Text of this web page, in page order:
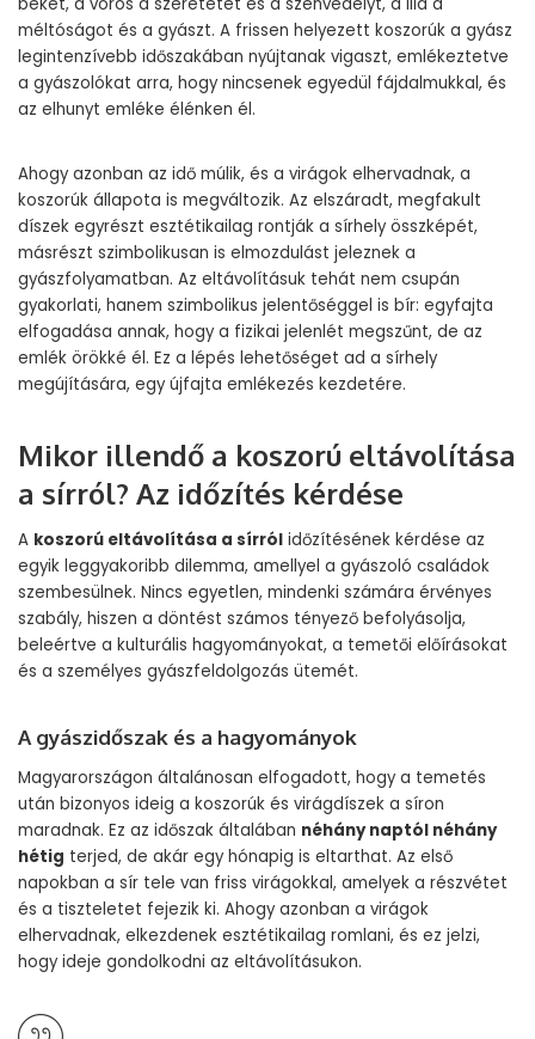
méltóságot és a gyászt. A frissen helyezett koszorúk a gyász
legintenzívebb időszakában nyújtanak vigaszt, emlékeztetve
a gyászolókat arra, hogy nincsenek egyedül fájdalmukkal, és
az elhunyt emléke élénken él.
Ahogy azonban az idő múlik, és a virágok elhervadnak, a
koszorúk állapota is megváltozik. Az elszáradt, megfakult
díszek egyrészt esztétikailag rontják a sírhely összképét,
másrészt szimbolikusan is elmozdulást jeleznek a
gyászfolyamatban. Az eltávolításuk tehát nem csupán
gyakorlati, hanem szimbolikus jelentőséggel is bír: egyfajta
elfogadása annak, hogy a fizikai jelenlét megszűnt, de az
emlék örökké él. Ez a lépés lehetőséget ad a sírhely
megújítására, egy újfajta emlékezés kezdetére.
Mikor illendő a koszorú eltávolítása
a sírról? Az időzítés kérdése
A koszorú eltávolítása a sírról időzítésének kérdése az
egyik leggyakoribb dilemma, amellyel a gyászoló családok
szembesülnek. Nincs egyetlen, mindenki számára érvényes
szabály, hiszen a döntést számos tényező befolyásolja,
beleértve a kulturális hagyományokat, a temetői előírásokat
és a személyes gyászfeldolgozás ütemét.
A gyászidőszak és a hagyományok
Magyarországon általánosan elfogadott, hogy a temetés
után bizonyos ideig a koszorúk és virágdíszek a síron
maradnak. Ez az időszak általában néhány naptól néhány
hétig terjed, de akár egy hónapig is eltarthat. Az első
napokban a sír tele van friss virágokkal, amelyek a részvétet
és a tiszteletet fejezik ki. Ahogy azonban a virágok
elhervadnak, elkezdenek esztétikailag romlani, és ez jelzi,
hogy ideje gondolkodni az eltávolításukon.